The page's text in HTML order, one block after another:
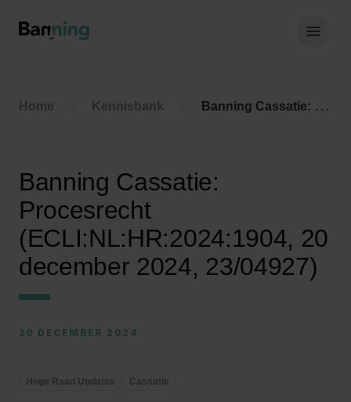
Home Kennisbank Banning Cassatie: Procesrecht (ECLI:NL:HR:2024:1904, 20 december 2024, 23/04927)
Banning Cassatie:
Procesrecht
(ECLI:NL:HR:2024:1904, 20
december 2024, 23/04927)
20 DECEMBER 2024
Hoge Raad Updates Cassatie